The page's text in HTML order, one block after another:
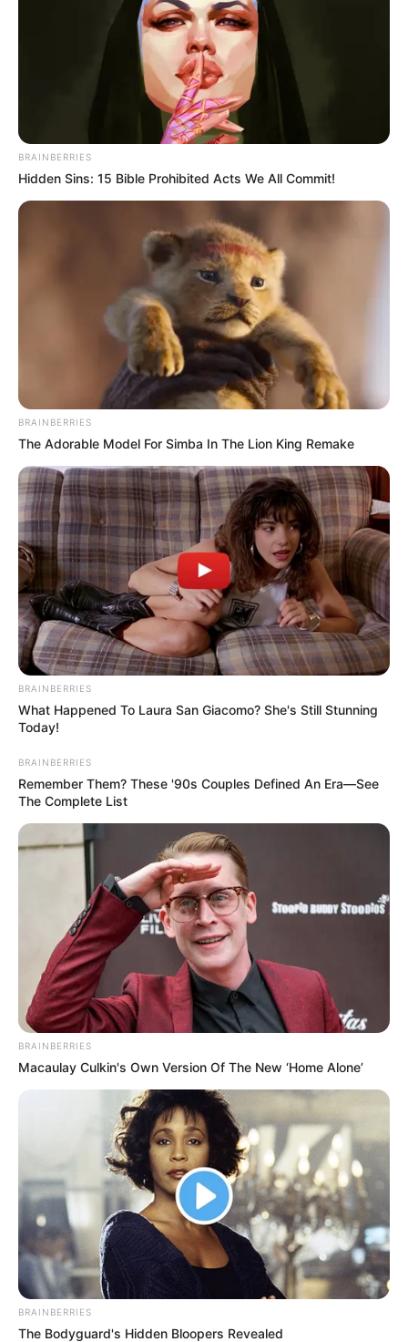
BRAINBERRIES
Hidden Sins: 15 Bible Prohibited Acts We All Commit!
BRAINBERRIES
The Adorable Model For Simba In The Lion King Remake
BRAINBERRIES
What Happened To Laura San Giacomo? She's Still Stunning
Today!
BRAINBERRIES
Remember Them? These '90s Couples Defined An Era—See
The Complete List
BRAINBERRIES
Macaulay Culkin's Own Version Of The New ‘Home Alone’
BRAINBERRIES
The Bodyguard's Hidden Bloopers Revealed